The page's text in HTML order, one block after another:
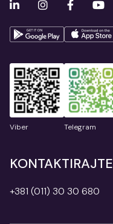
Viber Telegram
+381 (011) 30 30 680